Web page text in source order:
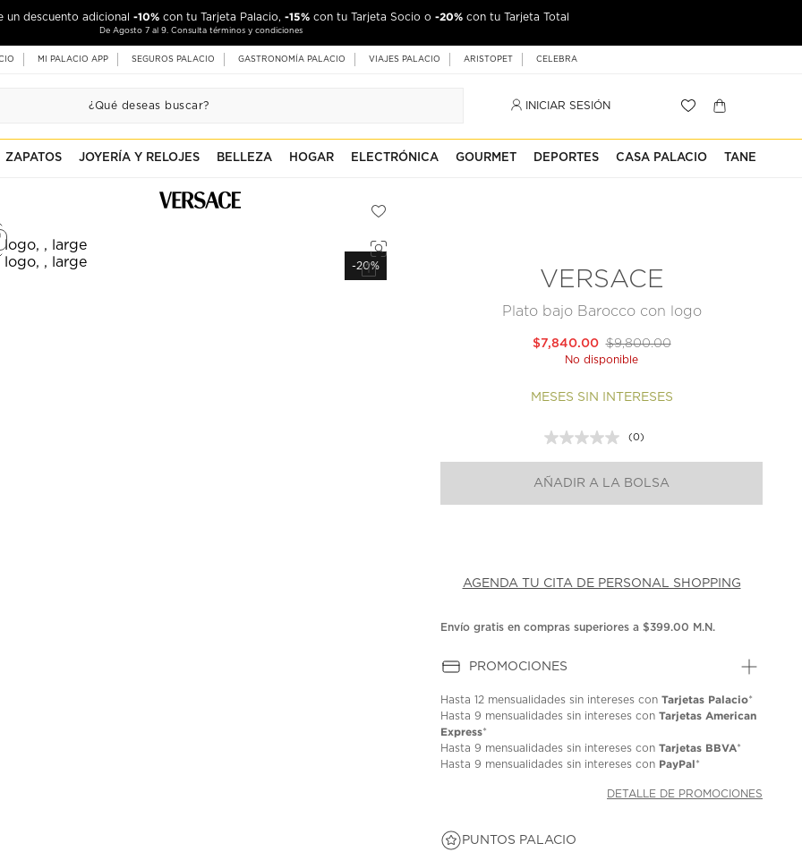
un descuento adicional -10% con tu Tarjeta Palacio, -15% con tu Tarjeta Socio o -20% con tu Tarjeta Total
De Agosto 7 al 9. Consulta términos y condiciones
MI PALACIO APP SEGUROS PALACIO GASTRONOMÍA PALACIO VIAJES PALACIO ARISTOPET CELEBRA
INICIAR SESIÓN
ZAPATOS JOYERÍA Y RELOJES BELLEZA HOGAR ELECTRÓNICA GOURMET DEPORTES CASA PALACIO TANE
-20%
VERSACE
Plato bajo Barocco con logo
$9,800.00
$7,840.00
No disponible
MESES SIN INTERESES
Sin
puntuación.
en
la
(0)
AÑADIR A LA BOLSA
AGENDA TU CITA DE PERSONAL SHOPPING
Envío gratis en compras superiores a $399.00 M.N.
PROMOCIONES
Hasta12 mensualidades sin intereses conTarjetas Palacio*
Hasta9 mensualidades sin intereses conTarjetas American
Express*
Hasta9 mensualidades sin intereses conTarjetas BBVA*
Hasta9 mensualidades sin intereses con PayPal*
DETALLE DE PROMOCIONES
PUNTOS PALACIO